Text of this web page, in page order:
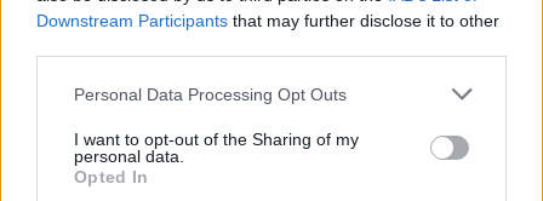
Downstream Participants that may further disclose it to other
Please note that this website/app uses one or more Google
not limited to your visit or usage behaviour. You may click to
grant or deny consent to Google and its third-party tags to
use your data for below specified purposes in below Google
Personal Data Processing Opt Outs
I want to opt-out of the Sharing of my
personal data.
Opted In
Optimistán tekintenek az idei dísznövény-
Agrárgazdasági Kamara (NAK) és a Magyar